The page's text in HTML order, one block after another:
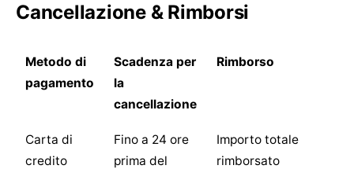
Cancellazione & Rimborsi
Metodo di
pagamento
Scadenza per
la
cancellazione
Rimborso
Carta di
credito
Fino a 24 ore
prima del
Importo totale
rimborsato